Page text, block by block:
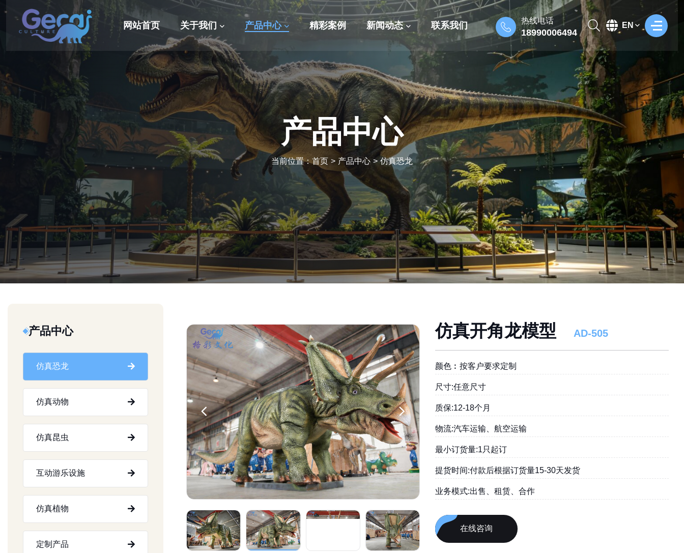
网站首页 关于我们 产品中心 精彩案例 新闻动态 联系我们 热线电话
18990006494
EN
产品中心
当前位置：首页 > 产品中心 > 仿真恐龙
仿真开角龙模型 AD-505
颜色︰按客户要求定制
尺寸:任意尺寸
质保:12-18个月
物流:汽车运输、航空运输
最小订货量:1只起订
提货时间:付款后根据订货量15-30天发货
业务模式:出售、租赁、合作
在线咨询
产品中心
仿真恐龙
仿真动物
仿真昆虫
互动游乐设施
仿真植物
定制产品